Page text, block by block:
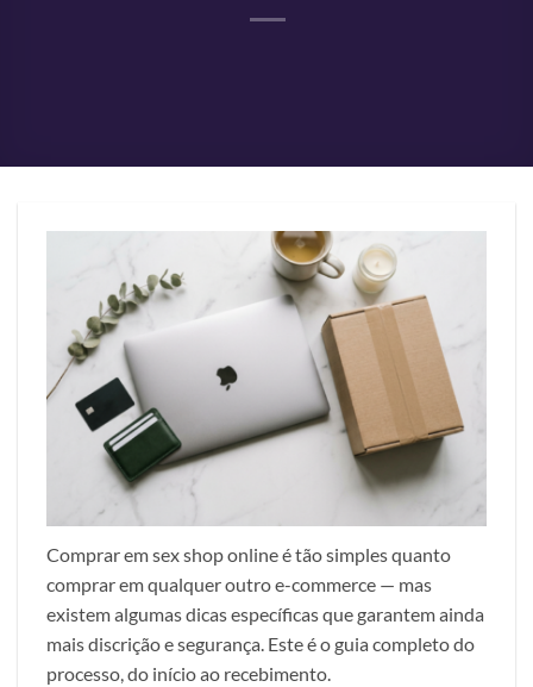
Comprar em sex shop online é tão simples quanto
comprar em qualquer outro e-commerce — mas
existem algumas dicas específicas que garantem ainda
mais discrição e segurança. Este é o guia completo do
processo, do início ao recebimento.